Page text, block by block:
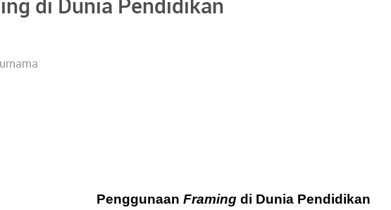
Penggunaan Framingdi Dunia Pendidikan